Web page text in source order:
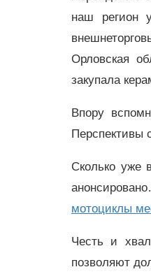
наш регион
Орловская
закупала
Впору
Перспективы
Сколько уже
мотоциклы
Честь и
позволяют